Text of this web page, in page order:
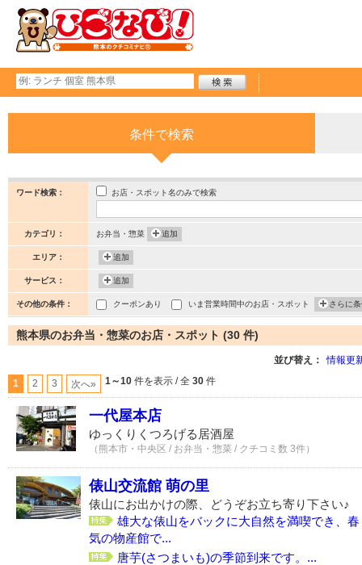
条件で検索
ワード検索： お店・スポット名のみで検索
カテゴリ： お弁当・惣菜 追加
エリア： 追加
サービス： 追加
その他の条件： クーポンあり いま営業時間中のお店・スポット さらに
熊本県のお弁当・惣菜のお店・スポット (30 件)
並び替え： 情報更
1 2 3 次へ» 1～10 件を表示 / 全 30 件
一代屋本店
ゆっくりくつろげる居酒屋
（熊本市・中央区 / お弁当・惣菜 / クチコミ数 3件）
俵山交流館 萌の里
俵山にお出かけの際、どうぞお立ち寄り下さい♪
雄大な俵山をバックに大自然を満喫でき、
気の物産館で...
唐芋(さつまいも)の季節到来です。...